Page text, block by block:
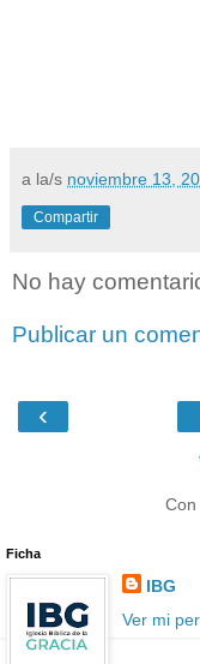
a la/s noviembre 13,
Compartir
No hay
Publicar un
‹
Ficha
IBG
Ver mi